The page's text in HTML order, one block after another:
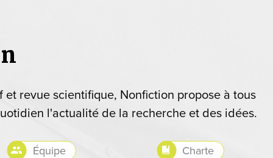
revue scientifique, Nonfiction propose à tous
l'actualité de la recherche et des idées.
Équipe Charte